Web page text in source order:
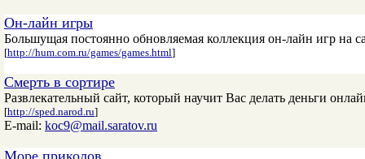
Он-лайн игры
Большущая постоянно обновляемая коллекция он-лайн игр на
[http://hum.com.ru/games/games.html]
Смерть в сортире
Развлекательный сайт, который научит Вас делать деньги
[http://sped.narod.ru]
E-mail: koc9@mail.saratov.ru
Море приколов